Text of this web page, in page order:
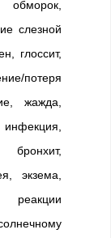
слезной
глоссит,
потеря
жажда,
экзема,
реакции